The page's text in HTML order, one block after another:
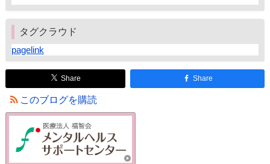
タグクラウド
pagelink
Share Share
このブログを購読